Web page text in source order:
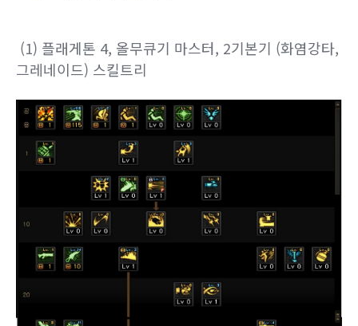
(1) 플래게톤 4, 올무큐기 마스터, 2기본기 (화염강타,
그레네이드) 스킬트리